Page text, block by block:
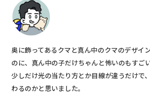
奥に飾ってあるクマと真ん中のクマのデザイ
のに、真ん中の子だけちゃんと怖いのもすご
少しだけ光の当たり方とか目線が違うだけで
わるのかと思いました。